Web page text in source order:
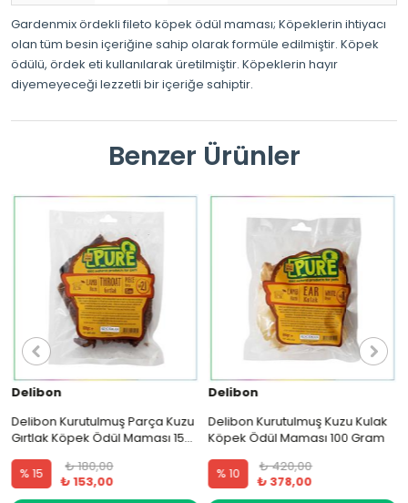
Gardenmix ördekli fileto köpek ödül maması; Köpeklerin ihtiyacı
olan tüm besin içeriğine sahip olarak formüle edilmiştir. Köpek
ödülü, ördek eti kullanılarak üretilmiştir. Köpeklerin hayır
diyemeyeceği lezzetli bir içeriğe sahiptir.
Benzer Ürünler
Delibon
Delibon Kurutulmuş Parça Kuzu
Gırtlak Köpek Ödül Maması 15
% 15
₺ 180,00
₺ 153,00
Delibon
Delibon Kurutulmuş Kuzu Kulak
Köpek Ödül Maması 100 Gram
% 10
₺ 420,00
₺ 378,00